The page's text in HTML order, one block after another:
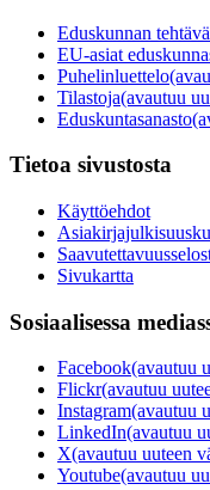
Eduskunnan
EU-asiat
Puhelinluettelo
Tilastoja(avautuu
Eduskuntasanasto
Tietoa sivustosta
Käyttöehdot
Sivukartta
Sosiaalisessa
Facebook(avautuu
Flickr(avautuu
Instagram(avautuu
LinkedIn(avautuu
X(avautuu uuteen
Youtube(avautuu